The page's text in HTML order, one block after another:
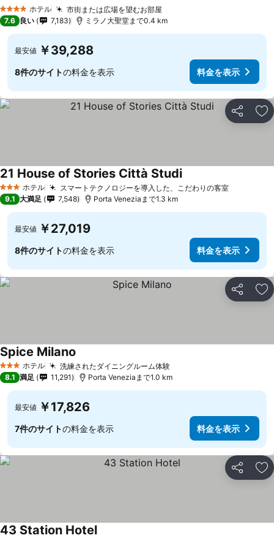
4 ホテルのランク
ホテル 市街または広場を望むお部屋
7.6 良い 7,183 ミラノ大聖堂まで0.4 km
最安値 ￥39,288
8件のサイトの料金を表示 料金を表示
シェア お
3 ホテルのランク
ホテル スマートテクノロジーを導入した、こだわりの客室
21 House of Stories Città Studi
9.1 大満足 7,548 Porta Veneziaまで1.3 km
最安値 ￥27,019
8件のサイトの料金を表示 料金を表示
シェア お
3 ホテルのランク
ホテル 洗練されたダイニングルーム体験
Spice Milano
8.1 満足 11,291 Porta Veneziaまで1.0 km
最安値 ￥17,826
7件のサイトの料金を表示 料金を表示
シェア お
43 Station Hotel